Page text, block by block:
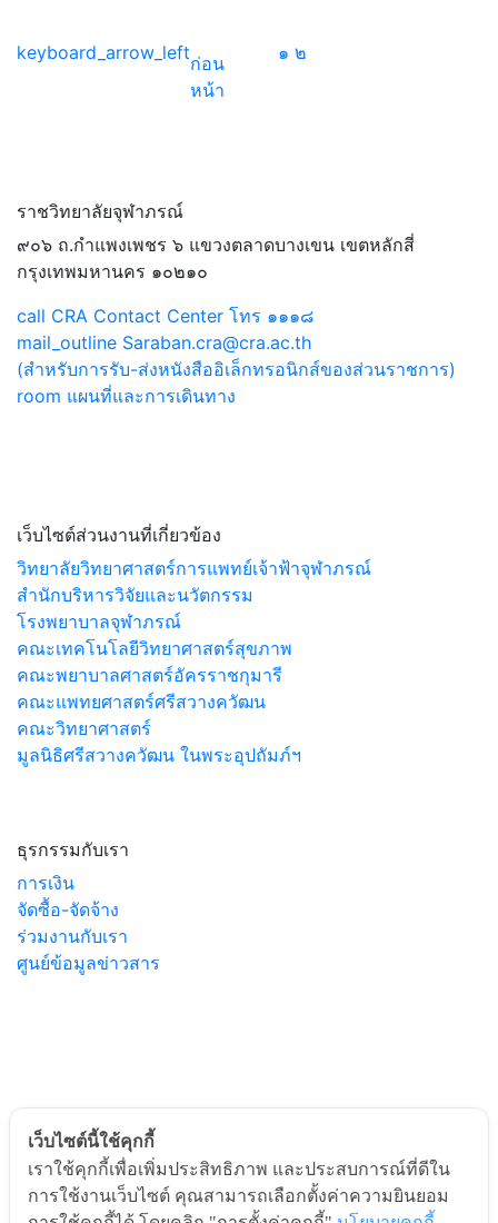
keyboard_arrow_leftก่อน
หน้า
๑๒
ราชวิทยาลัยจุฬาภรณ์
๙๐๖ ถ.กำแพงเพชร ๖ แขวงตลาดบางเขน เขตหลักสี่
กรุงเทพมหานคร ๑๐๒๑๐
call CRA Contact Center โทร ๑๑๑๘
mail_outline Saraban.cra@cra.ac.th
(สำหรับการรับ-ส่งหนังสืออิเล็กทรอนิกส์ของส่วนราชการ)
room แผนที่และการเดินทาง
เว็บไซต์ส่วนงานที่เกี่ยวข้อง
วิทยาลัยวิทยาศาสตร์การแพทย์เจ้าฟ้าจุฬาภรณ์
สำนักบริหารวิจัยและนวัตกรรม
โรงพยาบาลจุฬาภรณ์
คณะเทคโนโลยีวิทยาศาสตร์สุขภาพ
คณะพยาบาลศาสตร์อัครราชกุมารี
คณะแพทยศาสตร์ศรีสวางควัฒน
คณะวิทยาศาสตร์
มูลนิธิศรีสวางควัฒน ในพระอุปถัมภ์ฯ
ธุรกรรมกับเรา
การเงิน
จัดซื้อ-จัดจ้าง
ร่วมงานกับเรา
ศูนย์ข้อมูลข่าวสาร
© ๒๐๒๕ by Chulabhorn. All Rights Reserved
เว็บไซต์นี้ใช้คุกกี้
เราใช้คุกกี้เพื่อเพิ่มประสิทธิภาพ และประสบการณ์ที่ดีใน
การใช้งานเว็บไซต์ คุณสามารถเลือกตั้งค่าความยินยอม